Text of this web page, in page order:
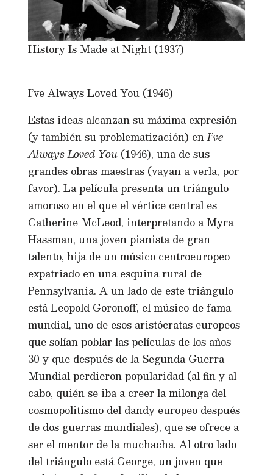
History Is Made at Night (1937)
I’ve Always Loved You (1946)
Estas ideas alcanzan su máxima expresión
(y también su problematización) enI’ve
Always Loved You (1946), una de sus
grandes obras maestras (vayan a verla, por
favor). La película presenta un triángulo
amoroso en el que el vértice central es
Catherine McLeod, interpretando a Myra
Hassman, una joven pianista de gran
talento, hija de un músico centroeuropeo
expatriado en una esquina rural de
Pennsylvania. A un lado de este triángulo
está Leopold Goronoff, el músico de fama
mundial, uno de esos aristócratas europeos
que solían poblar las películas de los años
30 y que después de la Segunda Guerra
Mundial perdieron popularidad (al fin y al
cabo, quién se iba a creer la milonga del
cosmopolitismo del dandy europeo después
de dos guerras mundiales), que se ofrece a
ser el mentor de la muchacha. Al otro lado
del triángulo está George, un joven que